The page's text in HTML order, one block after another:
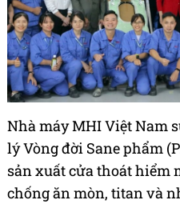
Nhà máy MHI Việt Nam
lý Vòng đời Sane phẩm
sản xuất cửa thoát hiểm
chống ăn mòn, titan và